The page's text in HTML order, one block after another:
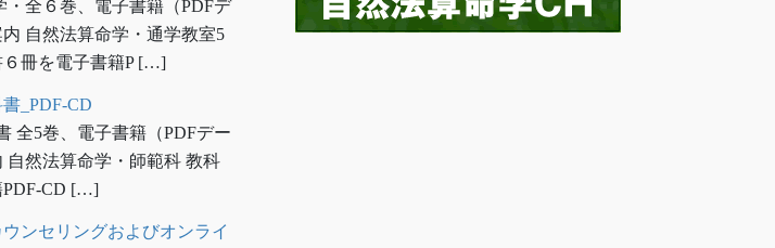
・全６巻、電子書籍（PDFデ
自然法算命学・通学教室5
６冊を電子書籍P […]
_PDF-CD
全5巻、電子書籍（PDFデー
自然法算命学・師範科 教科
PDF-CD […]
ンセリングおよびオンライ